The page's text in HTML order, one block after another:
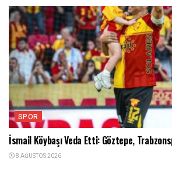
SPOR
İsmail Köybaşı Veda Etti: Göztepe,
8 AĞUSTOS 2026